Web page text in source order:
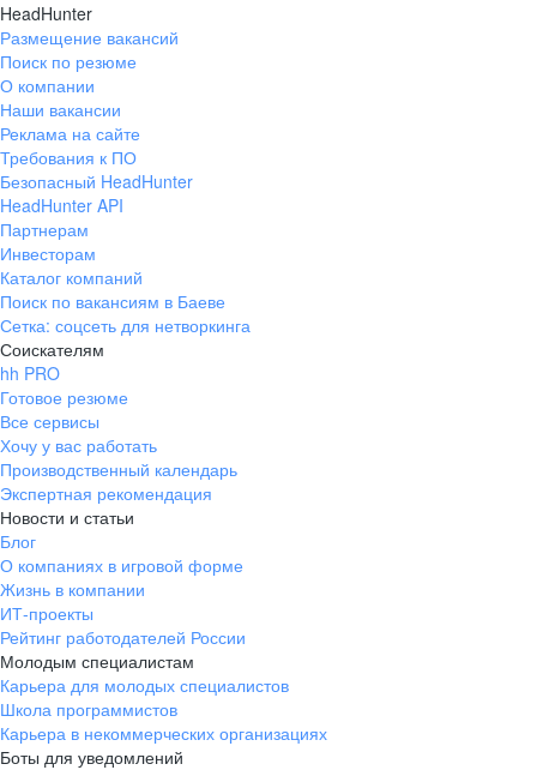
HeadHunter
Размещение вакансий
Поиск по резюме
О компании
Наши вакансии
Реклама на сайте
Требования к ПО
Безопасный HeadHunter
HeadHunter API
Партнерам
Инвесторам
Каталог компаний
Поиск по вакансиям в Баеве
Сетка: соцсеть для нетворкинга
Соискателям
hh PRO
Готовое резюме
Все сервисы
Хочу у вас работать
Производственный календарь
Экспертная рекомендация
Новости и статьи
Блог
О компаниях в игровой форме
Жизнь в компании
ИТ-проекты
Рейтинг работодателей России
Молодым специалистам
Карьера для молодых специалистов
Школа программистов
Карьера в некоммерческих организациях
Боты для уведомлений